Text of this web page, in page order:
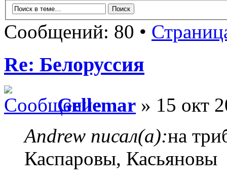
Сообщений: 80 •
Re: Белоруссия
Gellemar » 15 окт
Andrew писал(а):на
Каспаровы, Касьяновы